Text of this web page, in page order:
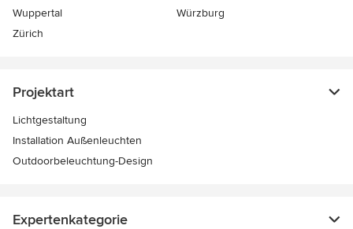
Wuppertal
Würzburg
Zürich
Projektart
Lichtgestaltung
Installation Außenleuchten
Outdoorbeleuchtung-Design
Expertenkategorie